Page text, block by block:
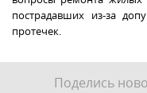
пострадавших из-за
протечек.
Поделись